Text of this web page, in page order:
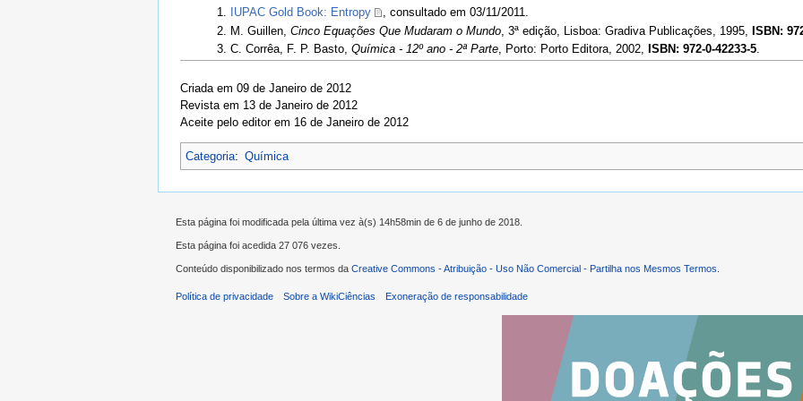
IUPAC Gold Book: Entropy
, consultado em 03/11/2011.
M. Guillen, Cinco Equações Que Mudaram o Mundo, 3ª edição, Lisboa: Gradiva Publicações, 1995, ISBN:
C. Corrêa, F. P. Basto, Química - 12º ano - 2ª Parte, Porto: Porto Editora, 2002, ISBN: 972-0-42233-5.
Criada em 09 de Janeiro de 2012
Revista em 13 de Janeiro de 2012
Aceite pelo editor em 16 de Janeiro de 2012
Categoria: Química
Esta página foi modificada pela última vez à(s) 14h58min de 6 de junho de 2018.
Esta página foi acedida 27 076 vezes.
Conteúdo disponibilizado nos termos da Creative Commons - Atribuição - Uso Não Comercial - Partilha nos Mesmos Termos.
Política de privacidade Sobre a WikiCiências Exoneração de responsabilidade